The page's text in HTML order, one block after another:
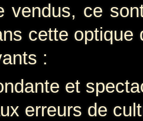
vendus, ce
cette
:
et
erreurs de